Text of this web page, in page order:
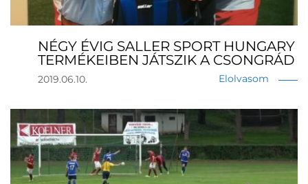
NÉGY ÉVIG SALLER SPORT HUNGARY
TERMÉKEIBEN JÁTSZIK A CSONGRÁD
2019.06.10. Elolvasom